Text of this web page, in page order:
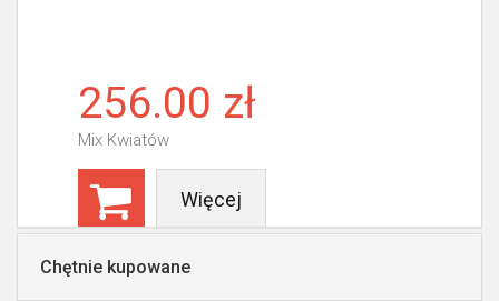
256.00 zł
Mix Kwiatów
Więcej
Chętnie kupowane